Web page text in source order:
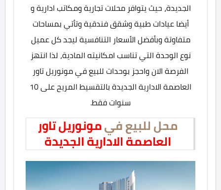
الجديدة، حيث يتوافر محلات تجارية ومكاتب ادارية و
أيضا عيادات طبية وشقق فندقية وتأتي بمساحات
متفاوتة وبأفضل الأسعار التنافسية ليجد كل عميل
نوع الوحدة التي تناسب امكانيته المادية، لذا انتهز
الفرصة الان واحجز بوحدات للبيع في مونوريل تاور
العاصمة الادارية الجديدة بالتقسيط المريح على 10
سنوات فقط.
محل للبيع فيمونوريل تاور
العاصمة الادارية الجديدة